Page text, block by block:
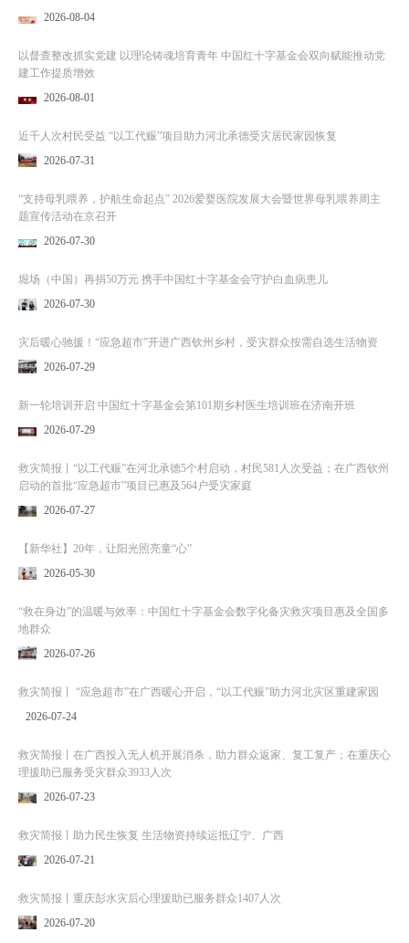
2026-08-04
以督查整改抓实党建 以理论铸魂培育青年 中国红十字基金会双向赋能推动党
建工作提质增效
2026-08-01
近千人次村民受益 “以工代赈”项目助力河北承德受灾居民家园恢复
2026-07-31
“支持母乳喂养，护航生命起点” 2026爱婴医院发展大会暨世界母乳喂养周主
题宣传活动在京召开
2026-07-30
堀场（中国）再捐50万元 携手中国红十字基金会守护白血病患儿
2026-07-30
灾后暖心驰援！“应急超市”开进广西钦州乡村，受灾群众按需自选生活物资
2026-07-29
新一轮培训开启 中国红十字基金会第101期乡村医生培训班在济南开班
2026-07-29
救灾简报丨“以工代赈”在河北承德5个村启动，村民581人次受益；在广西钦州
启动的首批“应急超市”项目已惠及564户受灾家庭
2026-07-27
【新华社】20年，让阳光照亮童“心”
2026-05-30
“救在身边”的温暖与效率：中国红十字基金会数字化备灾救灾项目惠及全国多
地群众
2026-07-26
救灾简报丨 “应急超市”在广西暖心开启，“以工代赈”助力河北灾区重建家园
2026-07-24
救灾简报丨在广西投入无人机开展消杀，助力群众返家、复工复产；在重庆心
理援助已服务受灾群众3933人次
2026-07-23
救灾简报丨助力民生恢复 生活物资持续运抵辽宁、广西
2026-07-21
救灾简报丨重庆彭水灾后心理援助已服务群众1407人次
2026-07-20